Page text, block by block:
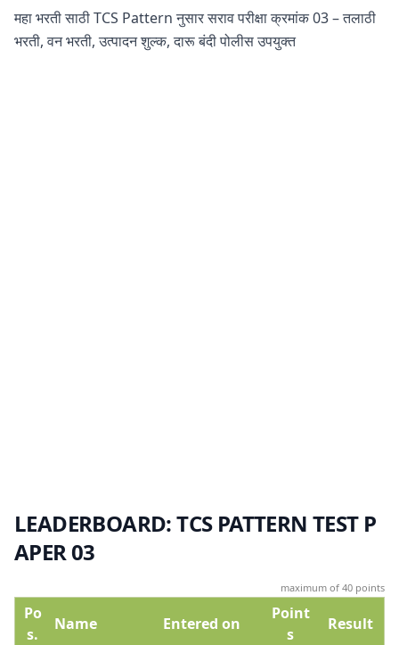
महा भरती साठी TCS Pattern नुसार सराव परीक्षा क्रमांक 03 – तलाठी
भरती, वन भरती, उत्पादन शुल्क, दारू बंदी पोलीस उपयुक्त
LEADERBOARD: TCS PATTERN TEST P
APER 03
maximum of 40 points
Po
s.
Name Entered on
Point
s
Result